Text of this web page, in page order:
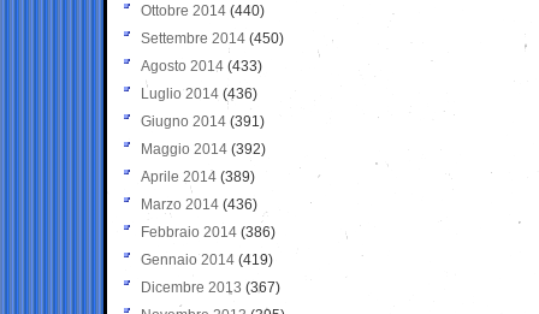
Ottobre 2014 (440)
Settembre 2014 (450)
Agosto 2014 (433)
Luglio 2014 (436)
Giugno 2014 (391)
Maggio 2014 (392)
Aprile 2014 (389)
Marzo 2014 (436)
Febbraio 2014 (386)
Gennaio 2014 (419)
Dicembre 2013 (367)